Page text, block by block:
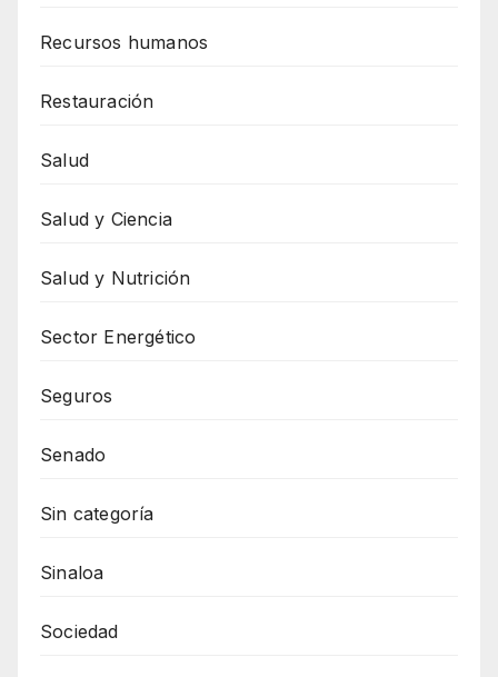
Recursos humanos
Restauración
Salud
Salud y Ciencia
Salud y Nutrición
Sector Energético
Seguros
Senado
Sin categoría
Sinaloa
Sociedad